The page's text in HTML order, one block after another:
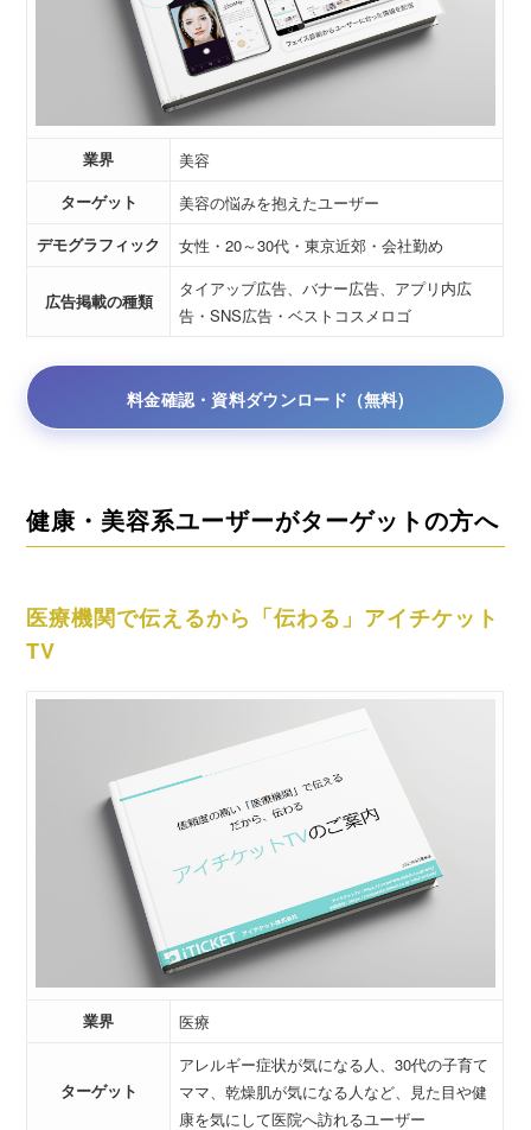
業界
美容
ターゲット
美容の悩みを抱えたユーザー
デモグラフィック
女性・20～30代・東京近郊・会社勤め
広告掲載の種類
タイアップ広告、バナー広告、アプリ内広
告・SNS広告・ベストコスメロゴ
料金確認・資料ダウンロード（無料)
健康・美容系ユーザーがターゲットの方へ
医療機関で伝えるから「伝わる」アイチケット
TV
業界 医療
ターゲット
アレルギー症状が気になる人、30代の子育て
ママ、乾燥肌が気になる人など、見た目や健
康を気にして医院へ訪れるユーザー